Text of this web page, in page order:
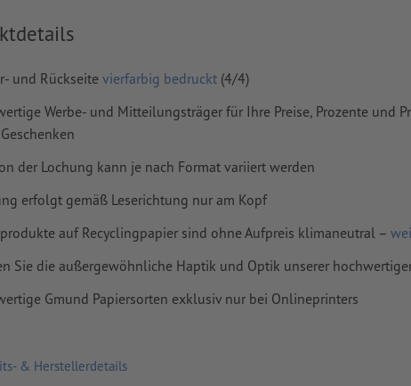
vonFormularfeldern
ich Druckdaten richtig an?
und Rückseite vierfarbig bedruckt (4/4)
Werbe- und Mitteilungsträger für Ihre Preise, Prozente und
der Lochung kann je nach Format variiert werden
erfolgt gemäß Leserichtung nur am Kopf
auf Recyclingpapier sind ohne Aufpreis klimaneutral –
Sie die außergewöhnliche Haptik und Optik unserer
Gmund Papiersorten exklusiv nur bei Onlineprinters
& Herstellerdetails